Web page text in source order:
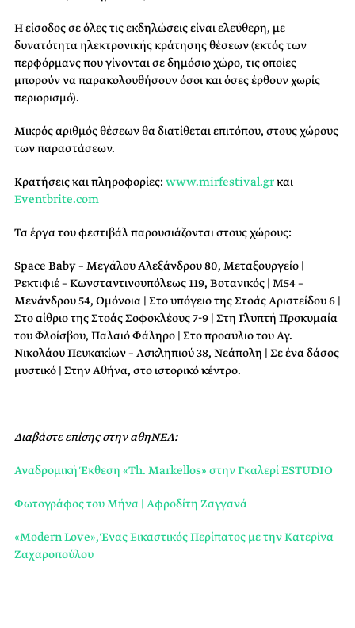
Η είσοδος σε όλες τις εκδηλώσεις είναι ελεύθερη, με
δυνατότητα ηλεκτρονικής κράτησης θέσεων (εκτός των
περφόρμανς που γίνονται σε δημόσιο χώρο, τις οποίες
μπορούν να παρακολουθήσουν όσοι και όσες έρθουν χωρίς
περιορισμό).
Μικρός αριθμός θέσεων θα διατίθεται επιτόπου, στους χώρους
των παραστάσεων.
Κρατήσεις και πληροφορίες: www.mirfestival.grκαι
Eventbrite.com
Τα έργα του φεστιβάλ παρουσιάζονται στους χώρους:
Space Baby – Μεγάλου Αλεξάνδρου 80, Μεταξουργείο |
Ρεκτιφιέ – Κωνσταντινουπόλεως 119, Βοτανικός | Μ54 –
Μενάνδρου 54, Ομόνοια | Στο υπόγειο της Στοάς Αριστείδου 6 |
Στο αίθριο της Στοάς Σοφοκλέους 7-9 | Στη Γλυπτή Προκυμαία
του Φλοίσβου, Παλαιό Φάληρο | Στο προαύλιο του Αγ.
Νικολάου Πευκακίων – Ασκληπιού 38, Νεάπολη | Σε ένα δάσος
μυστικό | Στην Αθήνα, στο ιστορικό κέντρο.
Διαβάστε επίσης στην αθηΝΕΑ:
Αναδρομική Έκθεση «Th. Markellos» στην Γκαλερί ESTUDIO
Φωτογράφος του Μήνα | Αφροδίτη Ζαγγανά
«Modern Love», Ένας Εικαστικός Περίπατος με την Κατερίνα
Ζαχαροπούλου